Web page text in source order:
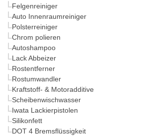
Felgenreiniger
Auto Innenraumreiniger
Polsterreiniger
Chrom polieren
Autoshampoo
Lack Abbeizer
Rostentferner
Rostumwandler
Kraftstoff- & Motoradditive
Scheibenwischwasser
Iwata Lackierpistolen
Silikonfett
DOT 4 Bremsflüssigkeit